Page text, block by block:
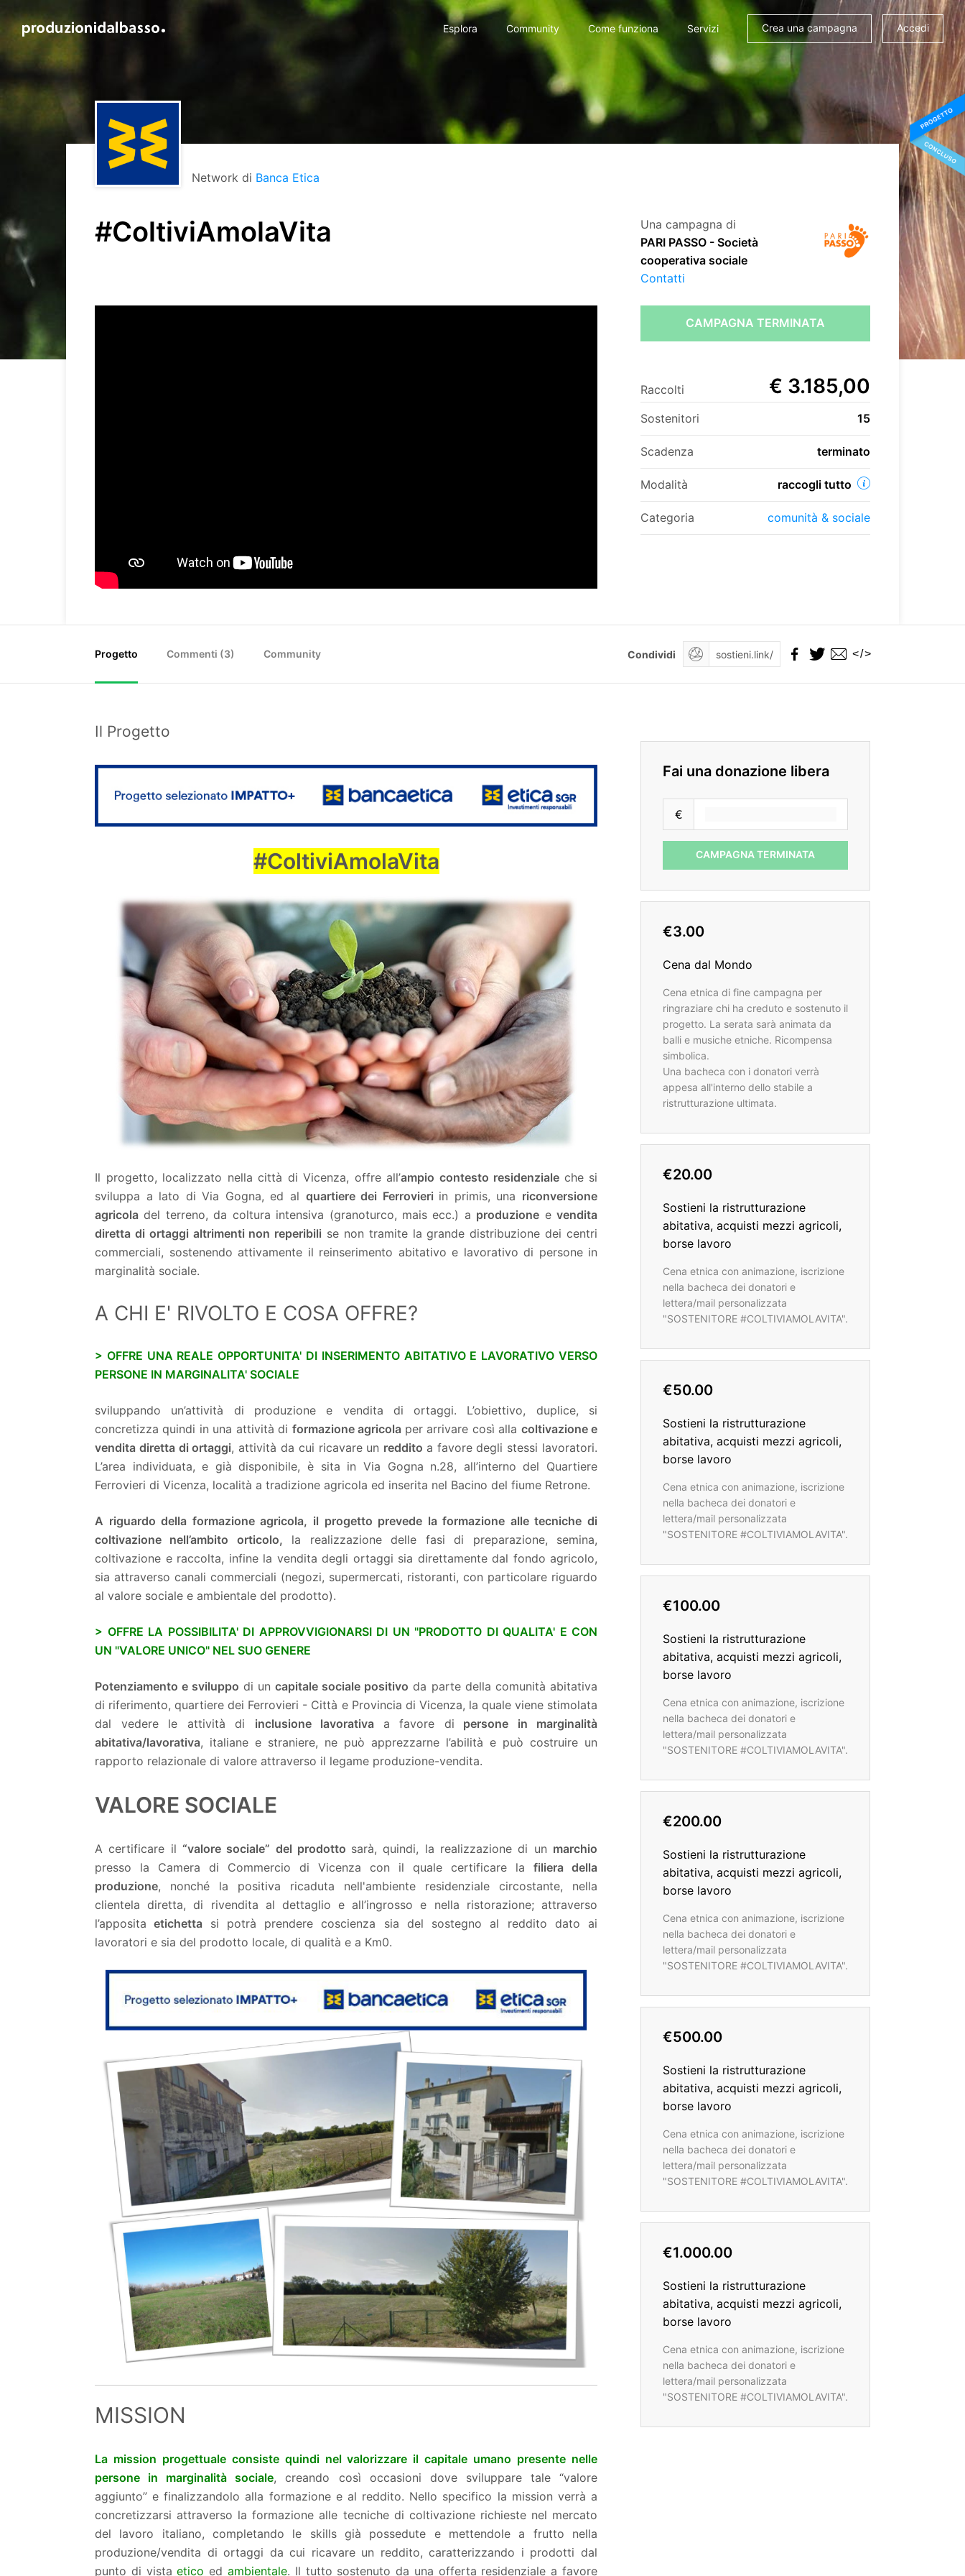
Esplora Community Come funziona Servizi Crea una campagna Accedi
Network di Banca Etica
#ColtiviAmolaVita
Una campagna di
PARI PASSO - Società
cooperativa sociale
Contatti
CAMPAGNA TERMINATA
Raccolti € 3.185,00
Sostenitori 15
Scadenza terminato
Modalità raccogli tutto
Categoria comunità & sociale
Progetto Commenti (3) Community Condividi </>
Il Progetto
#ColtiviAmolaVita
Il progetto, localizzato nella città di Vicenza, offre all’ampio contesto residenziale che si
sviluppa a lato di Via Gogna, ed al quartiere dei Ferrovieri in primis, una riconversione
agricola del terreno, da coltura intensiva (granoturco, mais ecc.) a produzione evendita
diretta di ortaggi altrimenti non reperibili se non tramite la grande distribuzione dei centri
commerciali, sostenendo attivamente il reinserimento abitativo e lavorativo di persone in
marginalità sociale.
A CHI E' RIVOLTO E COSA OFFRE?
> OFFRE UNA REALE OPPORTUNITA' DI INSERIMENTO ABITATIVO E LAVORATIVO VERSO
PERSONE IN MARGINALITA' SOCIALE
sviluppando un’attività di produzione e vendita di ortaggi. L’obiettivo, duplice, si
concretizza quindi in una attività di formazione agricola per arrivare così alla coltivazione e
vendita diretta di ortaggi, attività da cui ricavare un reddito a favore degli stessi lavoratori.
L’area individuata, e già disponibile, è sita in Via Gogna n.28, all’interno del Quartiere
Ferrovieri di Vicenza, località a tradizione agricola ed inserita nel Bacino del fiume Retrone.
A riguardo della formazione agricola, il progetto prevede la formazione alle tecniche di
coltivazione nell’ambito orticolo, la realizzazione delle fasi di preparazione, semina,
coltivazione e raccolta, infine la vendita degli ortaggi sia direttamente dal fondo agricolo,
sia attraverso canali commerciali (negozi, supermercati, ristoranti, con particolare riguardo
al valore sociale e ambientale del prodotto).
> OFFRE LA POSSIBILITA' DI APPROVVIGIONARSI DI UN "PRODOTTO DI QUALITA' E CON
UN "VALORE UNICO" NEL SUO GENERE
Potenziamento e sviluppo di un capitale sociale positivo da parte della comunità abitativa
di riferimento, quartiere dei Ferrovieri - Città e Provincia di Vicenza, la quale viene stimolata
dal vedere le attività di inclusione lavorativa a favore di persone in marginalità
abitativa/lavorativa, italiane e straniere, ne può apprezzarne l’abilità e può costruire un
rapporto relazionale di valore attraverso il legame produzione-vendita.
VALORE SOCIALE
A certificare il “valore sociale” del prodotto sarà, quindi, la realizzazione di un marchio
presso la Camera di Commercio di Vicenza con il quale certificare la filiera della
produzione, nonché la positiva ricaduta nell'ambiente residenziale circostante, nella
clientela diretta, di rivendita al dettaglio e all’ingrosso e nella ristorazione; attraverso
l’apposita etichetta si potrà prendere coscienza sia del sostegno al reddito dato ai
lavoratori e sia del prodotto locale, di qualità e a Km0.
MISSION
La mission progettuale consiste quindi nel valorizzare il capitale umano presente nelle
persone in marginalità sociale, creando così occasioni dove sviluppare tale “valore
aggiunto” e finalizzandolo alla formazione e al reddito. Nello specifico la mission verrà a
concretizzarsi attraverso la formazione alle tecniche di coltivazione richieste nel mercato
del lavoro italiano, completando le skills già possedute e mettendole a frutto nella
produzione/vendita di ortaggi da cui ricavare un reddito, caratterizzando i prodotti dal
punto di vistaetico ed ambientale. Il tutto sostenuto da una offerta residenziale a favore
Fai una donazione libera
€
CAMPAGNA TERMINATA
€3.00
Cena dal Mondo
Cena etnica di fine campagna per
ringraziare chi ha creduto e sostenuto il
progetto. La serata sarà animata da
balli e musiche etniche. Ricompensa
simbolica.
Una bacheca con i donatori verrà
appesa all'interno dello stabile a
ristrutturazione ultimata.
€20.00
Sostieni la ristrutturazione
abitativa, acquisti mezzi agricoli,
borse lavoro
Cena etnica con animazione, iscrizione
nella bacheca dei donatori e
lettera/mail personalizzata
"SOSTENITORE #COLTIVIAMOLAVITA".
€50.00
Sostieni la ristrutturazione
abitativa, acquisti mezzi agricoli,
borse lavoro
Cena etnica con animazione, iscrizione
nella bacheca dei donatori e
lettera/mail personalizzata
"SOSTENITORE #COLTIVIAMOLAVITA".
€100.00
Sostieni la ristrutturazione
abitativa, acquisti mezzi agricoli,
borse lavoro
Cena etnica con animazione, iscrizione
nella bacheca dei donatori e
lettera/mail personalizzata
"SOSTENITORE #COLTIVIAMOLAVITA".
€200.00
Sostieni la ristrutturazione
abitativa, acquisti mezzi agricoli,
borse lavoro
Cena etnica con animazione, iscrizione
nella bacheca dei donatori e
lettera/mail personalizzata
"SOSTENITORE #COLTIVIAMOLAVITA".
€500.00
Sostieni la ristrutturazione
abitativa, acquisti mezzi agricoli,
borse lavoro
Cena etnica con animazione, iscrizione
nella bacheca dei donatori e
lettera/mail personalizzata
"SOSTENITORE #COLTIVIAMOLAVITA".
€1.000.00
Sostieni la ristrutturazione
abitativa, acquisti mezzi agricoli,
borse lavoro
Cena etnica con animazione, iscrizione
nella bacheca dei donatori e
lettera/mail personalizzata
"SOSTENITORE #COLTIVIAMOLAVITA".